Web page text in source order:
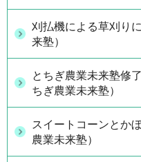
刈払機による草刈り
来塾）
とちぎ農業未来塾修
ちぎ農業未来塾）
スイートコーンとか
農業未来塾）